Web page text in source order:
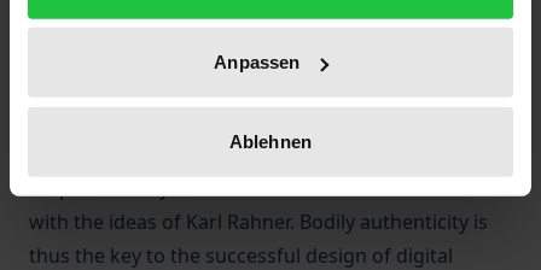
Anpassen
Ablehnen
according to Walther Benjamin, authenticity in the
sense of comprehensive realness can be
Hermann Schmitz, this study interprets the
with the ideas of Karl Rahner. Bodily authenticity is
thus the key to the successful design of digital